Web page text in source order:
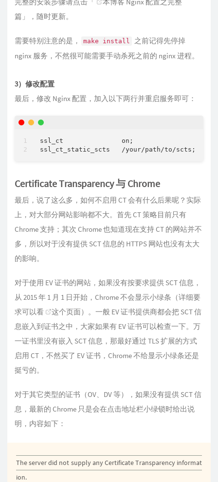
篇 」，随时更新。
需要特别注意的是， make install
之前记得先停掉
nginx 服务，不然很可能需要手动杀死之前的 nginx 进程。
3）修改配置
最后，修改 Nginx 配置，加入以下两行并重启服务即可：
ssl_ct               on;
Certificate Transparency 与 Chrome
最后，说了这么多，如何不启用 CT 会有什么后果呢？实际
上，对大部分网站影响都不大。首先 CT 策略目前只有
Chrome 支持；其次 Chrome 也知道现在支持 CT 的网站并不
多，所以对于没有提供 SCT 信息的 HTTPS 网站也没有太大
的影响。
对于使用 EV 证书的网站，如果没有按要求提供 SCT 信息，
从 2015 年 1 月 1 日开始，Chrome 不会显示小绿条（详细要
求可以看
这个页面）。一般 EV 证书提供商都会把 SCT 信
息嵌入到证书之中，大家如果有 EV 证书可以检查一下。万
一证书里没有嵌入 SCT 信息，那最好通过 TLS 扩展的方式
启用 CT，不然买了 EV 证书，Chrome 不给显示小绿条还是
挺亏的。
对于其它类型的证书（OV、DV 等），如果没有提供 SCT 信
息，最新的 Chrome 只是会在点击地址栏小绿锁时给出说
明，内容如下：
The server did not supply any Certificate Transparency informat
ion.